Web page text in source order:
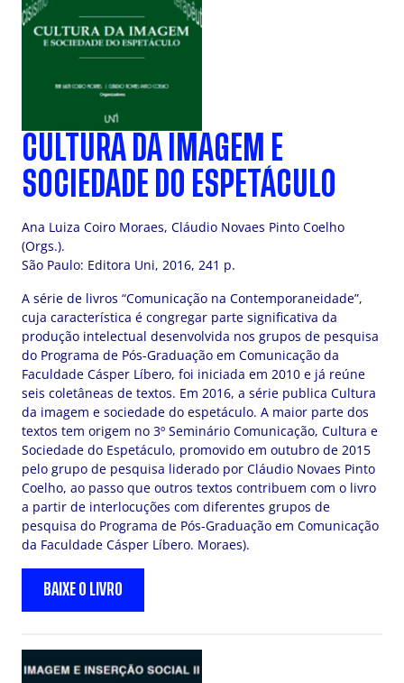
CULTURA DA IMAGEM E
SOCIEDADE DO ESPETÁCULO
Ana Luiza Coiro Moraes, Cláudio Novaes Pinto Coelho
(Orgs.).
São Paulo: Editora Uni, 2016, 241 p.
A série de livros “Comunicação na Contemporaneidade”,
cuja característica é congregar parte significativa da
produção intelectual desenvolvida nos grupos de pesquisa
do Programa de Pós-Graduação em Comunicação da
Faculdade Cásper Líbero, foi iniciada em 2010 e já reúne
seis coletâneas de textos. Em 2016, a série publica Cultura
da imagem e sociedade do espetáculo. A maior parte dos
textos tem origem no 3º Seminário Comunicação, Cultura e
Sociedade do Espetáculo, promovido em outubro de 2015
pelo grupo de pesquisa liderado por Cláudio Novaes Pinto
Coelho, ao passo que outros textos contribuem com o livro
a partir de interlocuções com diferentes grupos de
pesquisa do Programa de Pós-Graduação em Comunicação
da Faculdade Cásper Líbero. Moraes).
BAIXE O LIVRO